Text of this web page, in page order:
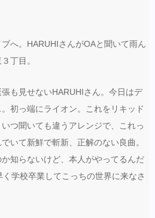
へ。HARUHIさんがOAと聞いて雨ん
丁目。
も見せないHARUHIさん。今日はデ
初っ端にライオン。これをリキッド
つ聞いても違うアレンジで、これっ
いて新鮮で斬新、正解のない良曲。
知らないけど、本人がやってるんだ
学校卒業してこっちの世界に来なさ